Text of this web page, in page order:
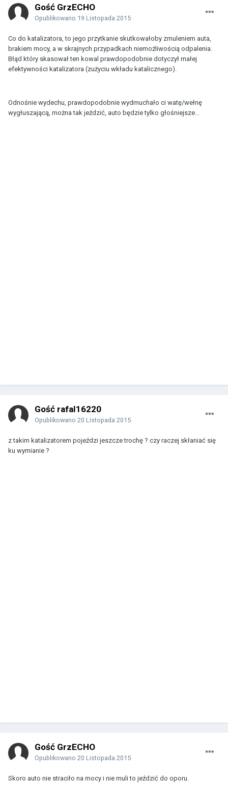
Gość GrzECHO
Opublikowano 19 Listopada 2015
Co do katalizatora, to jego przytkanie skutkowałoby zmuleniem auta,
brakiem mocy, a w skrajnych przypadkach niemożliwością odpalenia.
Błąd który skasował ten kowal prawdopodobnie dotyczył małej
efektywności katalizatora (zużyciu wkładu katalicznego).
Odnośnie wydechu, prawdopodobnie wydmuchało ci watę/wełnę
wygłuszającą, można tak jeździć, auto będzie tylko głośniejsze...
Gość rafal16220
Opublikowano 20 Listopada 2015
z takim katalizatorem pojeździ jeszcze trochę ? czy raczej skłaniać się
ku wymianie ?
Gość GrzECHO
Opublikowano 20 Listopada 2015
Skoro auto nie straciło na mocy i nie muli to jeździć do oporu.